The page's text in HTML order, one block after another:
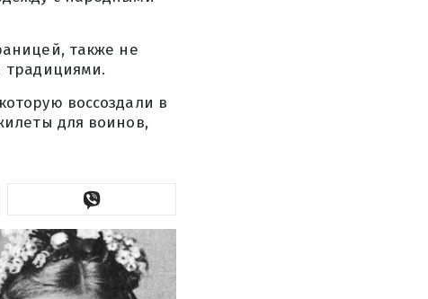
также не
традициями.
воссоздали в
для воинов,